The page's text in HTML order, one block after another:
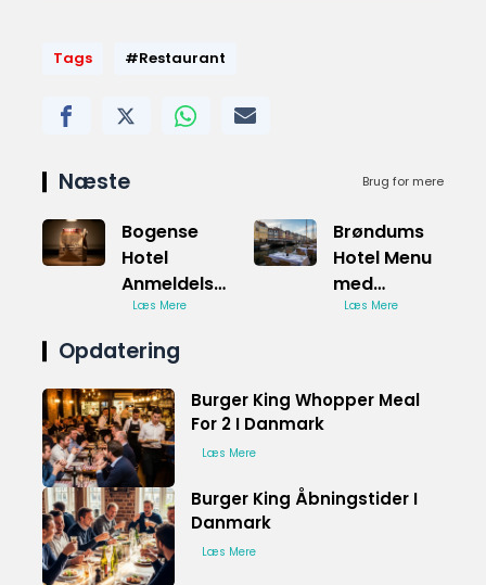
Tags #Restaurant
Næste Brug for mere
Bogense
Hotel
Anmeldelser
fra Gæster
Læs Mere
Brøndums
Hotel Menu
med
Skandinavisk
Læs Mere
Opdatering
Burger King Whopper Meal
For 2 I Danmark
Læs Mere
Burger King Åbningstider I
Danmark
Læs Mere